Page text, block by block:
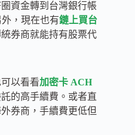
資金轉到台灣銀行帳
，現在也有鏈上買台
券商就能持有股票代
以看看加密卡 ACH
的高手續費。或者直
券商，手續費更低但